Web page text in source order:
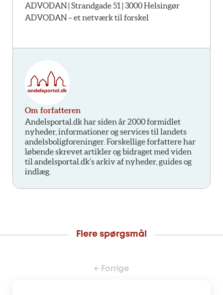
ADVODAN | Strandgade 51 | 3000 Helsingør
ADVODAN – et netværk til forskel
Om forfatteren
Andelsportal.dk har siden år 2000 formidlet
nyheder, informationer og services til landets
andelsboligforeninger. Forskellige forfattere har
løbende skrevet artikler og bidraget med viden
til andelsportal.dk’s arkiv af nyheder, guides og
indlæg.
Flere spørgsmål
← Forrige